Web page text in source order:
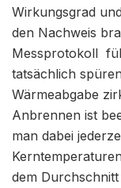
Wirkungsgrad
den Nachweis
Messprotokoll
tatsächlich
Wärmeabgabe
Anbrennen ist
man dabei
dem